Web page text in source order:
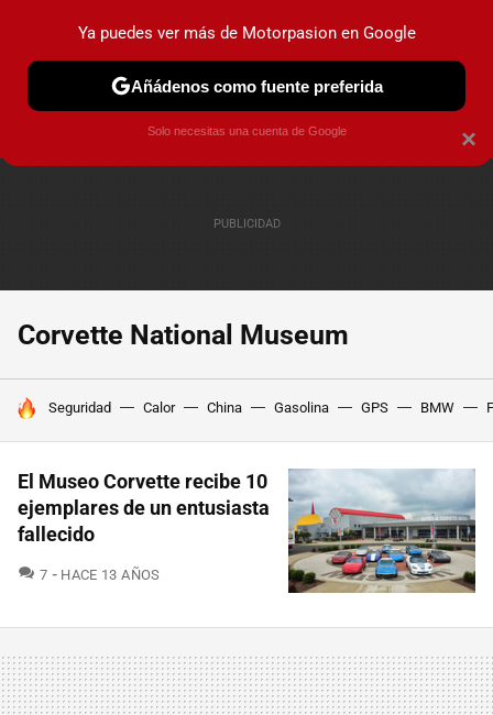
PRUEBAS COCHES ELÉCTRICOS OBSERVATORIO
Corvette National Museum
HOY SE HABLA DE
Seguridad Calor China Gasolina GPS BMW
El Museo Corvette recibe 10
ejemplares de un entusiasta
fallecido
7 COMENTARIOS
HACE 13 AÑOS
×
Ya puedes ver más de Motorpasion en Google
Añádenos como fuente preferida
Solo necesitas una cuenta de Google